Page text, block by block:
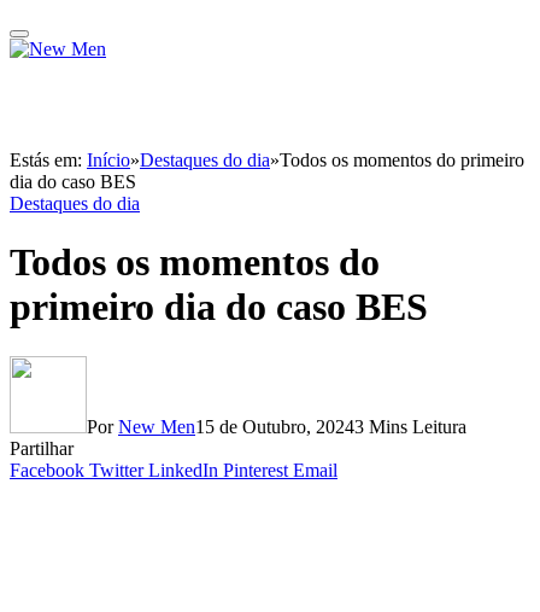
Estás em: Início»Destaques do dia»Todos os momentos do primeiro
dia do caso BES
Destaques do dia
Todos os momentos do
primeiro dia do caso BES
Por New Men15 de Outubro, 20243 Mins Leitura
Partilhar
Facebook Twitter LinkedIn Pinterest Email